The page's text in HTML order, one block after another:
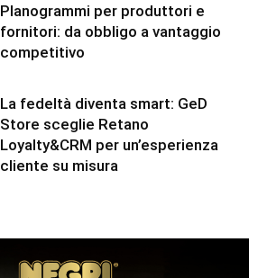
Planogrammi per produttori e
fornitori: da obbligo a vantaggio
competitivo
La fedeltà diventa smart: GeD
Store sceglie Retano
Loyalty&CRM per un’esperienza
cliente su misura